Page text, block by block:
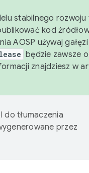
stabilnego rozwoju
kod
AOSP używaj gałęzi
będzie zawsze
znajdziesz w
do tłumaczenia
przez